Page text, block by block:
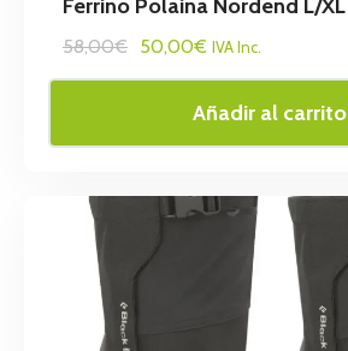
Ferrino Polaina Nordend L/XL
58,00€ 50,00€ IVA Inc.
Añadir al carrito